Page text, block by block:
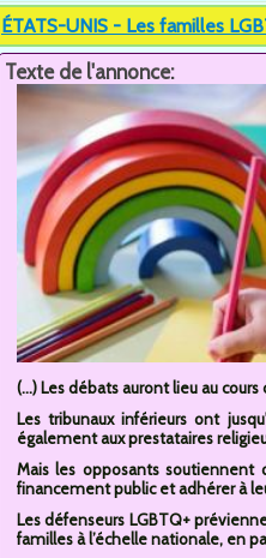
ÉTATS-UNIS - Les familles
Texte de l'annonce:
(...) Les débats auront lieu au
Les tribunaux inférieurs ont
également aux prestataires
Mais les opposants soutiennent
financement public et adhérer à
Les défenseurs LGBTQ+
familles à l’échelle nationale, en